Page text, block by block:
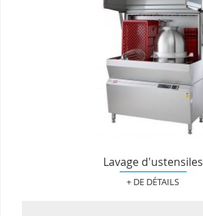
Lavage d'ustensiles
+ DE DÉTAILS